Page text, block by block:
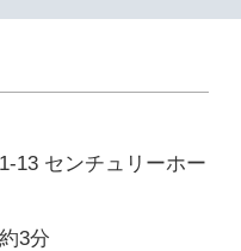
13 センチュリーホー
3分